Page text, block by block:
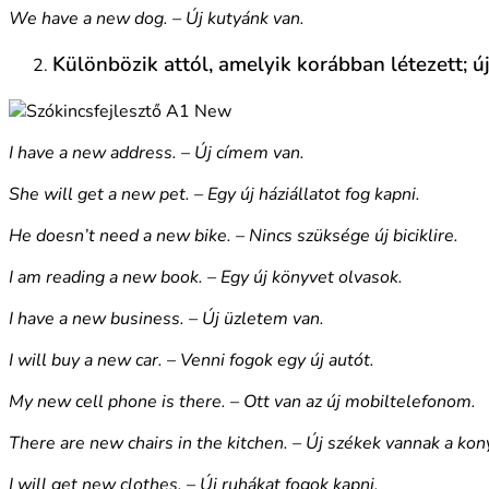
We have a new dog. – Új kutyánk van.
Különbözik attól, amelyik korábban létezett; új
I have a new address. – Új címem van.
She will get a new pet. – Egy új háziállatot fog kapni.
He doesn’t need a new bike. – Nincs szüksége új biciklire.
I am reading a new book. – Egy új könyvet olvasok.
I have a new business. – Új üzletem van.
I will buy a new car. – Venni fogok egy új autót.
My new cell phone is there. – Ott van az új mobiltelefonom.
There are new chairs in the kitchen. – Új székek vannak a